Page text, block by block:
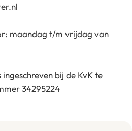
maandag t/m vrijdag van
bij de KvK te
34295224